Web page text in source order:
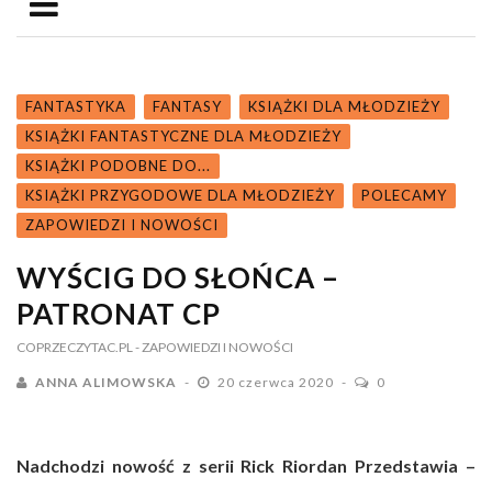
FANTASTYKA FANTASY
KSIĄŻKI DLA MŁODZIEŻY
KSIĄŻKI FANTASTYCZNE DLA MŁODZIEŻY
KSIĄŻKI PODOBNE DO...
KSIĄŻKI PRZYGODOWE DLA MŁODZIEŻY
POLECAMY
ZAPOWIEDZI I NOWOŚCI
WYŚCIG DO SŁOŃCA –
PATRONAT CP
COPRZECZYTAC.PL - ZAPOWIEDZI I NOWOŚCI
ANNA ALIMOWSKA 20 czerwca 2020 0
Nadchodzi nowość z serii Rick Riordan Przedstawia –